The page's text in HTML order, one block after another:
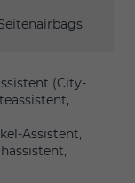
(City-
Assistent,